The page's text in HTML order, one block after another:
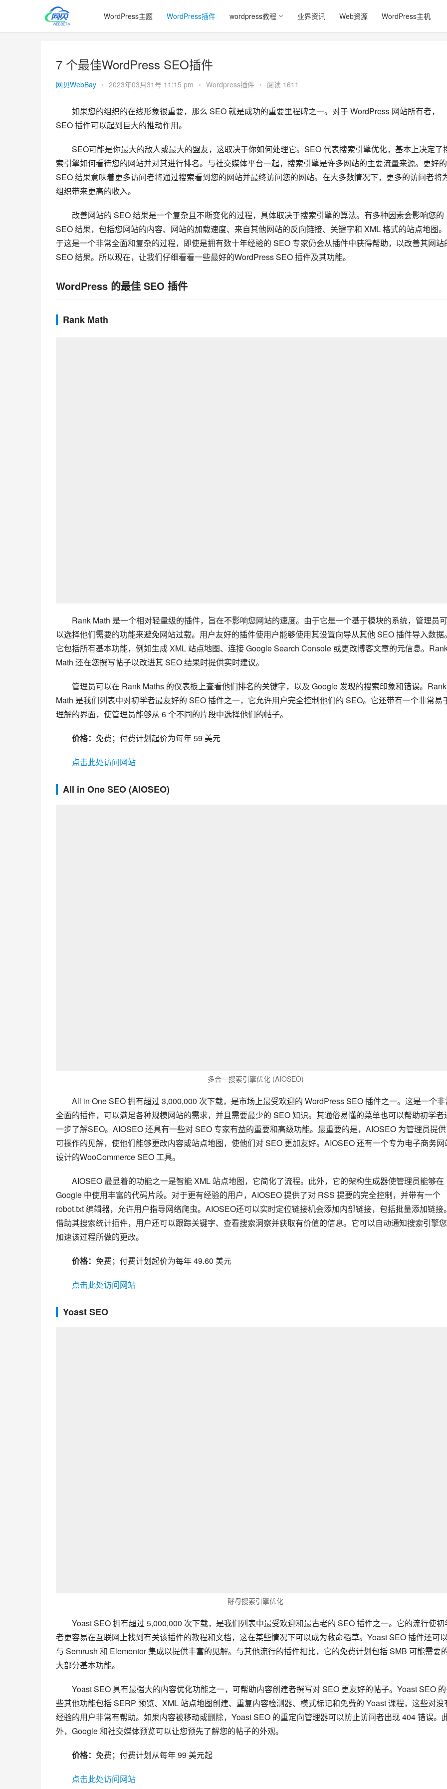
WordPress主题 WordPress插件 wordpress教程 业界资讯 Web资源 WordPress主机
7 个最佳WordPress SEO插件
网贝WebBay • 2023年03月31号 11:15 pm • Wordpress插件 • 阅读 1611
如果您的组织的在线形象很重要，那么 SEO 就是成功的重要里程碑之一。对于 WordPress 网站所有者，
SEO 插件可以起到巨大的推动作用。
SEO可能是你最大的敌人或最大的盟友，这取决于你如何处理它。SEO 代表搜索引擎优化，基本上决定了
索引擎如何看待您的网站并对其进行排名。与社交媒体平台一起，搜索引擎是许多网站的主要流量来源。更好的
SEO 结果意味着更多访问者将通过搜索看到您的网站并最终访问您的网站。在大多数情况下，更多的访问者将
组织带来更高的收入。
改善网站的 SEO 结果是一个复杂且不断变化的过程，具体取决于搜索引擎的算法。有多种因素会影响您的
SEO 结果，包括您网站的内容、网站的加载速度、来自其他网站的反向链接、关键字和 XML 格式的站点地图
于这是一个非常全面和复杂的过程，即使是拥有数十年经验的 SEO 专家仍会从插件中获得帮助，以改善其网站
SEO 结果。所以现在，让我们仔细看看一些最好的WordPress SEO 插件及其功能。
WordPress 的最佳 SEO 插件
Rank Math
Rank Math 是一个相对轻量级的插件，旨在不影响您网站的速度。由于它是一个基于模块的系统，管理员可
以选择他们需要的功能来避免网站过载。用户友好的插件使用户能够使用其设置向导从其他 SEO 插件导入数据。
它包括所有基本功能，例如生成 XML 站点地图、连接 Google Search Console 或更改博客文章的元信息。
Math 还在您撰写帖子以改进其 SEO 结果时提供实时建议。
管理员可以在 Rank Maths 的仪表板上查看他们排名的关键字，以及 Google 发现的搜索印象和错误。Rank
Math 是我们列表中对初学者最友好的 SEO 插件之一，它允许用户完全控制他们的 SEO。它还带有一个非常易
理解的界面，使管理员能够从 6 个不同的片段中选择他们的帖子。
价格： 免费；付费计划起价为每年 59 美元
点击此处访问网站
All in One SEO (AIOSEO)
多合一搜索引擎优化 (AIOSEO)
All in One SEO 拥有超过 3,000,000 次下载，是市场上最受欢迎的 WordPress SEO 插件之一。这是一个非
全面的插件，可以满足各种规模网站的需求，并且需要最少的 SEO 知识。其通俗易懂的菜单也可以帮助初学者
一步了解SEO。AIOSEO 还具有一些对 SEO 专家有益的重要和高级功能。最重要的是，AIOSEO 为管理员提
可操作的见解，使他们能够更改内容或站点地图，使他们对 SEO 更加友好。AIOSEO 还有一个专为电子商务网
设计的WooCommerce SEO 工具。
AIOSEO 最显着的功能之一是智能 XML 站点地图，它简化了流程。此外，它的架构生成器使管理员能够在
Google 中使用丰富的代码片段。对于更有经验的用户，AIOSEO 提供了对 RSS 提要的完全控制，并带有一个
robot.txt 编辑器，允许用户指导网络爬虫。AIOSEO还可以实时定位链接机会添加内部链接，包括批量添加链接。
借助其搜索统计插件，用户还可以跟踪关键字、查看搜索洞察并获取有价值的信息。它可以自动通知搜索引擎
加速该过程所做的更改。
价格： 免费；付费计划起价为每年 49.60 美元
点击此处访问网站
Yoast SEO
酵母搜索引擎优化
Yoast SEO 拥有超过 5,000,000 次下载，是我们列表中最受欢迎和最古老的 SEO 插件之一。它的流行使初
者更容易在互联网上找到有关该插件的教程和文档，这在某些情况下可以成为救命稻草。Yoast SEO 插件还可以
与 Semrush 和 Elementor 集成以提供丰富的见解。与其他流行的插件相比，它的免费计划包括 SMB 可能需要
大部分基本功能。
Yoast SEO 具有最强大的内容优化功能之一，可帮助内容创建者撰写对 SEO 更友好的帖子。Yoast SEO
些其他功能包括 SERP 预览、XML 站点地图创建、重复内容检测器、模式标记和免费的 Yoast 课程，这些对没
经验的用户非常有帮助。如果内容被移动或删除，Yoast SEO 的重定向管理器可以防止访问者出现 404 错误。
外，Google 和社交媒体预览可以让您预先了解您的帖子的外观。
价格： 免费；付费计划从每年 99 美元起
点击此处访问网站